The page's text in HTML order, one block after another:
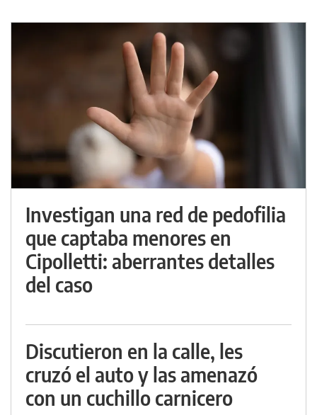
Investigan una red de pedofilia
que captaba menores en
Cipolletti: aberrantes detalles
del caso
Discutieron en la calle, les
cruzó el auto y las amenazó
con un cuchillo carnicero